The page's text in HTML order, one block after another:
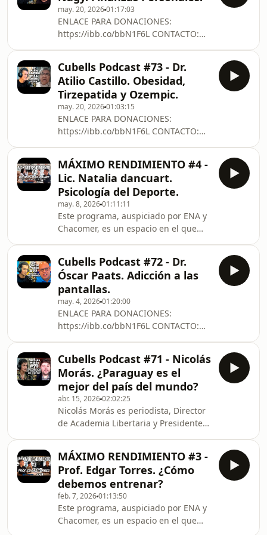
productos.https://www.instagram.c
3A TRADING:
https://3atrading.com.py/GALIANO
BIENES RAÍCES:
https://www.instagram.com/galianobienesraices/
STORE: Código &quot;CUBELLS&quot;
para acceder al 10 % de descuento en
todos los
productos.https://www.instagram.c
may. 20, 202601:17:03
ENLACE PARA DONACIONES:
https://ibb.co/bbN1F6L CONTACTO:
https://cubellsacademy.com.py/AUSPICIANTES:
3A TRADING:
https://3atrading.com.py/GALIANO
BIENES RAÍCES:
https://www.instagram.com/galianobienesraices/
STORE: Código &quot;CUBELLS&quot;
para acceder al 10 % de descuento en
todos los
productos.https://www.instagram.com/am_sto
Cubells Podcast #73 - Dr.
Atilio Castillo. Obesidad,
Tirzepatida y Ozempic.
may. 20, 202601:03:15
ENLACE PARA DONACIONES:
https://ibb.co/bbN1F6L CONTACTO:
estudiar filosofía conmigo en
https://cubellsacademy.com.py/AUSPICIANTES:
3A TRADING:
https://3atrading.com.py/GALIANO
BIENES RAÍCES:
https://www.instagram.com/galianobienesraices/
STORE: Código &quot;CUBELLS&quot;
para acceder al 10 % de descuento en
todos los
productos.https://www.instagram.com/am_sto
MÁXIMO RENDIMIENTO #4 -
Lic. Natalia dancuart.
Psicología del Deporte.
may. 8, 202601:11:11
Este programa, auspiciado por ENA y
Chacomer, es un espacio en el que
nutrición, los buenos hábitos, la
disciplina, el entrenamiento y la
mentalidad se conectan para llevar tu
rendimiento al siguiente nivel 💎
Podés adquirir los suplementos
nutricionales de ENA y Life Balance
con 10% de descuento utilizando el
código ZAC.Aplica a l
Cubells Podcast #72 - Dr.
Óscar Paats. Adicción a las
pantallas.
may. 4, 202601:20:00
ENLACE PARA DONACIONES:
https://ibb.co/bbN1F6L CONTACTO:
alexiscubellsbusiness@gmail.comAUSPICIANTES:
https://www.instagram.com/galianobienesraices/
STORE: Código "CUBELLS" para
acceder al 10 % de descuento en
todos los
productos.https://www.instagram.com/
ENA SPORTS -
CHACOMERhttps://www.instagram.com/
hl=es-lahttps://
Cubells Podcast #71 - Nicolás
Morás. ¿Paraguay es el
mejor del país del mundo?
abr. 15, 202602:02:25
Nicolás Morás es periodista, Director
de Academia Libertaria y Presidente
YouTube &quot;Los Liberales 🗽por
Nicolás Morás&quot; con +768k
suscriptores.ENLACE PARA
DONACIONES: https://ibb.co/bbN1F6L
CONTACTO:
alexiscubellsbusiness@gmail.comAUSPICIANTES:
GALIANO BIENES RAÍCES:
MÁXIMO RENDIMIENTO #3 -
Prof. Edgar Torres. ¿Cómo
debemos entrenar?
feb. 7, 202601:13:50
Este programa, auspiciado por ENA y
Chacomer, es un espacio en el que